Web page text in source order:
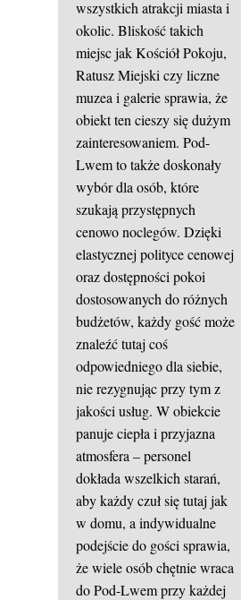
wszystkich atrakcji miasta i
okolic. Bliskość takich
miejsc jak Kościół Pokoju,
Ratusz Miejski czy liczne
muzea i galerie sprawia, że
obiekt ten cieszy się dużym
zainteresowaniem. Pod-
Lwem to także doskonały
wybór dla osób, które
szukają przystępnych
cenowo noclegów. Dzięki
elastycznej polityce cenowej
oraz dostępności pokoi
dostosowanych do różnych
budżetów, każdy gość może
znaleźć tutaj coś
odpowiedniego dla siebie,
nie rezygnując przy tym z
jakości usług. W obiekcie
panuje ciepła i przyjazna
atmosfera – personel
dokłada wszelkich starań,
aby każdy czuł się tutaj jak
w domu, a indywidualne
podejście do gości sprawia,
że wiele osób chętnie wraca
do Pod-Lwem przy każdej